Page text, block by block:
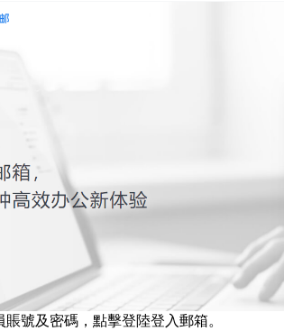
號及密碼，點擊登陸登入郵箱。